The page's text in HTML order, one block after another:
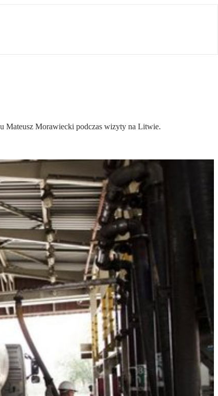
Mateusz Morawiecki podczas wizyty na Litwie.